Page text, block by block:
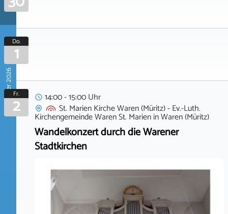
Oktober 2026
Do.
1
Fr.
2
14:00 - 15:00 Uhr
St. Marien Kirche Waren (Müritz) - Ev.-Luth.
Kirchengemeinde Waren St. MarieninWaren (Müritz)
Wandelkonzert durch die Warener
Stadtkirchen